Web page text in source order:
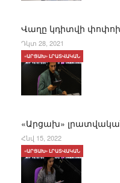
Վաղը կդիտվի
Դկտ 28, 2021
«Արցախ»
«ԱՐՑԱԽ» ԼՐԱՏՎԱԿԱՆ
Հնվ 15, 2022
«ԱՐՑԱԽ» ԼՐԱՏՎԱԿԱՆ